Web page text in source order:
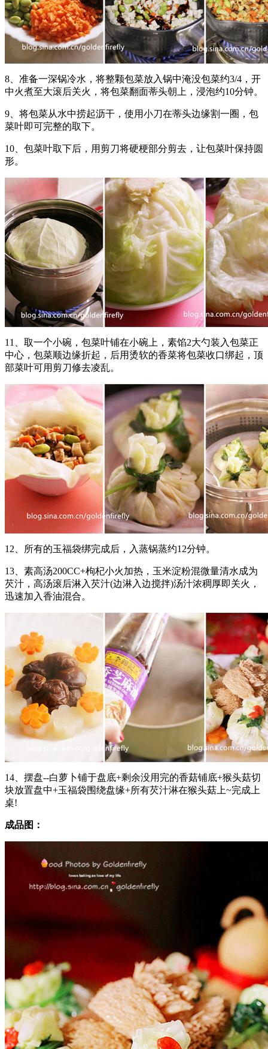
8、准备一深锅冷水，将整颗包菜放入锅中淹没包菜约3/4，开
中火煮至大滚后关火，将包菜翻面蒂头朝上，浸泡约10分钟。
9、将包菜从水中捞起沥干，使用小刀在蒂头边缘割一圈，包
菜叶即可完整的取下。
10、包菜叶取下后，用剪刀将硬梗部分剪去，让包菜叶保持圆
形。
11、取一个小碗，包菜叶铺在小碗上，素馅2大勺装入包菜正
中心，包菜顺边缘折起，后用烫软的香菜将包菜收口绑起，顶
部菜叶可用剪刀修去凌乱。
12、所有的玉福袋绑完成后，入蒸锅蒸约12分钟。
13、素高汤200CC+枸杞小火加热，玉米淀粉混微量清水成为
芡汁，高汤滚后淋入芡汁(边淋入边搅拌)汤汁浓稠厚即关火，
迅速加入香油混合。
14、摆盘--白萝卜铺于盘底+剩余没用完的香菇铺底+猴头菇切
块放置盘中+玉福袋围绕盘缘+所有芡汁淋在猴头菇上~完成上
桌!
成品图：